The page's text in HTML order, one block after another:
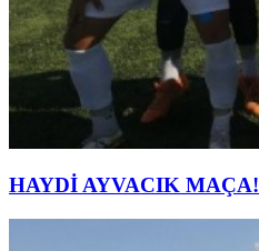
HAYDİ AYVACIK MAÇA!